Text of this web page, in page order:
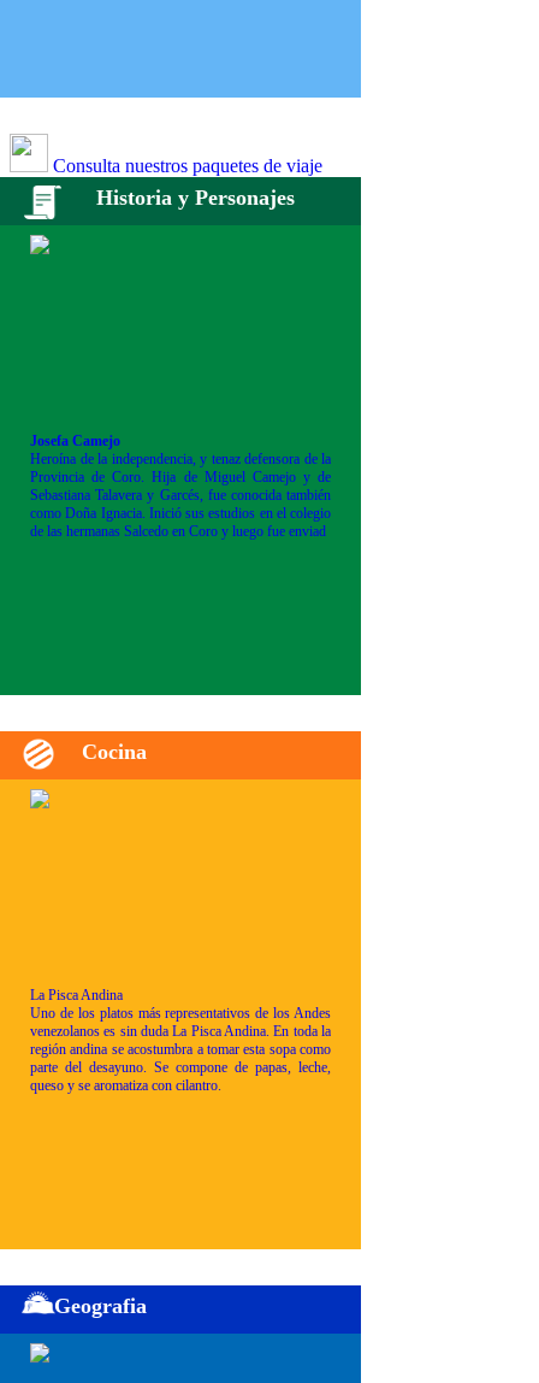
Consulta nuestros paquetes de viaje
Historia y Personajes
Josefa Camejo
Heroína de la independencia, y tenaz defensora de la
Provincia de Coro. Hija de Miguel Camejo y de
Sebastiana Talavera y Garcés, fue conocida también
como Doña Ignacia. Inició sus estudios en el colegio
de las hermanas Salcedo en Coro y luego fue enviad
Cocina
La Pisca Andina
Uno de los platos más representativos de los Andes
venezolanos es sin duda La Pisca Andina. En toda la
región andina se acostumbra a tomar esta sopa como
parte del desayuno. Se compone de papas, leche,
queso y se aromatiza con cilantro.
Geografia